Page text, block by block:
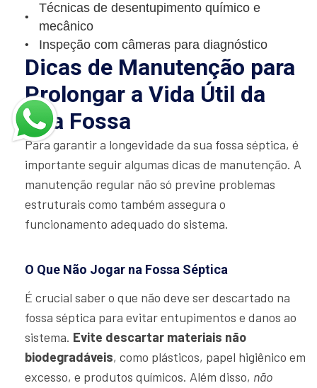
Técnicas de desentupimento químico e
mecânico
Inspeção com câmeras para diagnóstico
Dicas de Manutenção para
Prolongar a Vida Útil da
Sua Fossa
Para garantir a longevidade da sua fossa séptica, é
importante seguir algumas dicas de manutenção. A
manutenção regular não só previne problemas
estruturais como também assegura o
funcionamento adequado do sistema.
O Que Não Jogar na Fossa Séptica
É crucial saber o que não deve ser descartado na
fossa séptica para evitar entupimentos e danos ao
sistema. Evite descartar materiais não
biodegradáveis, como plásticos, papel higiênico em
excesso, e produtos químicos. Além disso, não